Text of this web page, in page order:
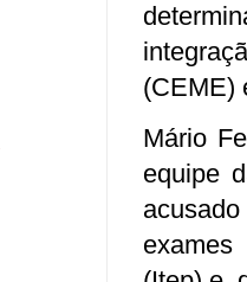
(CEME)
Mário
equipe